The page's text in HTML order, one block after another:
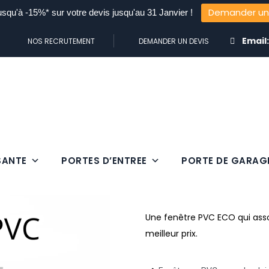
-15%* sur votre devis jusqu'au 31 Janvier ! Demander
NOS RECRUTEMENT DEMANDER UN DEVIS
PORTES D’ENTREE PORTE DE
Une fenêtre PVC ECO qui
meilleur prix.